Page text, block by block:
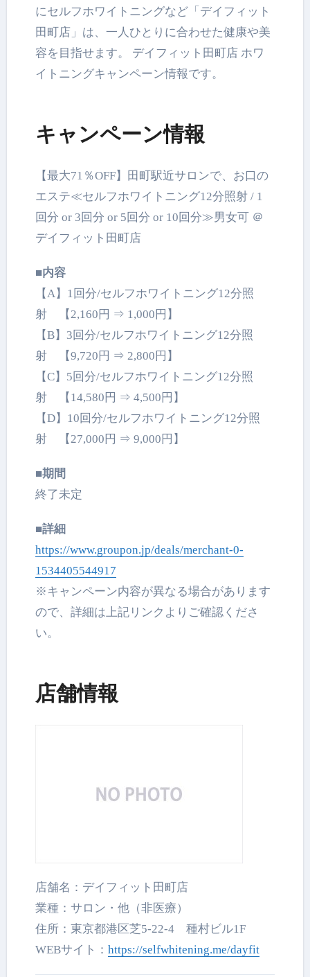
にセルフホワイトニングなど「デイフィット
田町店」は、一人ひとりに合わせた健康や美
容を目指せます。 デイフィット田町店 ホワ
イトニングキャンペーン情報です。
キャンペーン情報
【最大71％OFF】田町駅近サロンで、お口の
エステ≪セルフホワイトニング12分照射 / 1
回分 or 3回分 or 5回分 or 10回分≫男女可 ＠
デイフィット田町店
■内容
【A】1回分/セルフホワイトニング12分照
射 【2,160円 ⇒ 1,000円】
【B】3回分/セルフホワイトニング12分照
射 【9,720円 ⇒ 2,800円】
【C】5回分/セルフホワイトニング12分照
射 【14,580円 ⇒ 4,500円】
【D】10回分/セルフホワイトニング12分照
射 【27,000円 ⇒ 9,000円】
■期間
終了未定
■詳細
https://www.groupon.jp/deals/merchant-0-
1534405544917
※キャンペーン内容が異なる場合があります
ので、詳細は上記リンクよりご確認くださ
い。
店舗情報
店舗名：デイフィット田町店
業種：サロン・他（非医療）
住所：東京都港区芝5-22-4 種村ビル1F
WEBサイト：https://selfwhitening.me/dayfit